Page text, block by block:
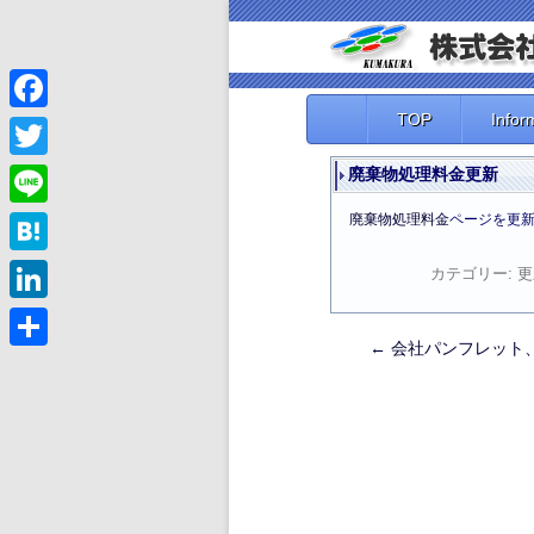
TOP
廃棄物処理料金更新
廃棄物処理料金ページを更
カテゴリー:
投
← 会社パンフレット
Facebook
Twitter
Line
Hatena
LinkedIn